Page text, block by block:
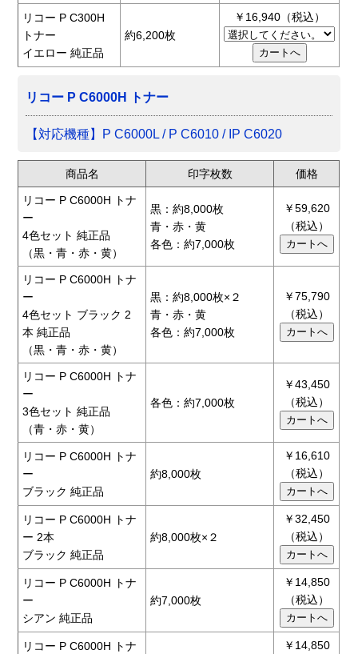
リコー P C300H
トナー
イエロー 純正品
約6,200枚
￥16,940（税込）
リコー P C6000H トナー
【対応機種】P C6000L / P C6010 / IP C6020
商品名 印字枚数 価格
リコー P C6000H トナ
ー
4色セット 純正品
（黒・青・赤・黄）
黒：約8,000枚
青・赤・黄
各色：約7,000枚
￥59,620
（税込）
リコー P C6000H トナ
ー
4色セット ブラック 2
本 純正品
（黒・青・赤・黄）
黒：約8,000枚×２
青・赤・黄
各色：約7,000枚
￥75,790
（税込）
リコー P C6000H トナ
ー
3色セット 純正品
（青・赤・黄）
各色：約7,000枚
￥43,450
（税込）
リコー P C6000H トナ
ー
ブラック 純正品
約8,000枚
￥16,610
（税込）
リコー P C6000H トナ
ー 2本
ブラック 純正品
約8,000枚×２
￥32,450
（税込）
リコー P C6000H トナ
ー
シアン 純正品
約7,000枚
￥14,850
（税込）
リコー P C6000H トナ
￥14,850